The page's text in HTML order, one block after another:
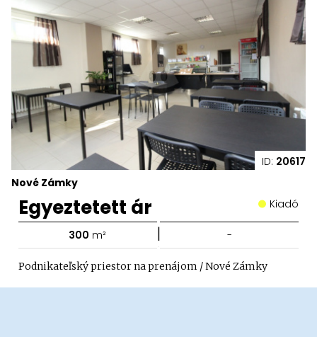
ID: 20617
Nové Zámky
Egyeztetett ár Kiadó
300 m² | -
Podnikateľský priestor na prenájom / Nové Zámky